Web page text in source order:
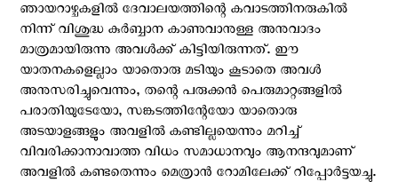
ഞായറാഴ്ചകളില്‍ ദേവാലയത്തിന്റെ കവാടത്തിനരുകില്‍
നിന്ന് വിശുദ്ധ കുര്‍ബ്ബാന കാണുവാനുള്ള അനുവാദം
മാത്രമായിരുന്നു അവള്‍ക്ക് കിട്ടിയിരുന്നത്. ഈ
യാതനകളെല്ലാം യാതൊരു മടിയും കൂടാതെ അവള്‍
അനുസരിച്ചുവെന്നും, തന്റെ പരുക്കന്‍ പെരുമാറ്റങ്ങളില്‍
പരാതിയുടേയോ, സങ്കടത്തിന്റേയോ യാതൊരു
അടയാളങ്ങളും അവളില്‍ കണ്ടില്ലയെന്നും മറിച്ച്
വിവരിക്കാനാവാത്ത വിധം സമാധാനവും ആനന്ദവുമാണ്
അവളില്‍ കണ്ടതെന്നും മെത്രാന്‍ റോമിലേക്ക് റിപ്പോര്‍ട്ടയച്ചു.